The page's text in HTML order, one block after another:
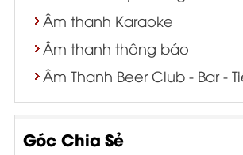
Âm thanh Karaoke
Âm thanh thông báo
Âm Thanh Beer Club - Bar -
Góc Chia Sẻ